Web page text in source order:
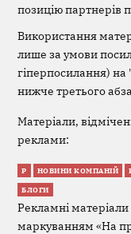
позицію партнерів
Використання
лише за умови
гіперпосилання)
нижче третього
Матеріали,
реклами:
Р НОВИНИ КОМПАНІЙ
БЛОГИ
Рекламні
маркуванням «На